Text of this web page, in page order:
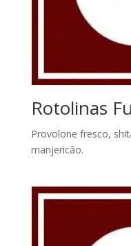
Rotolinas
Provolone fresco,
manjericão.